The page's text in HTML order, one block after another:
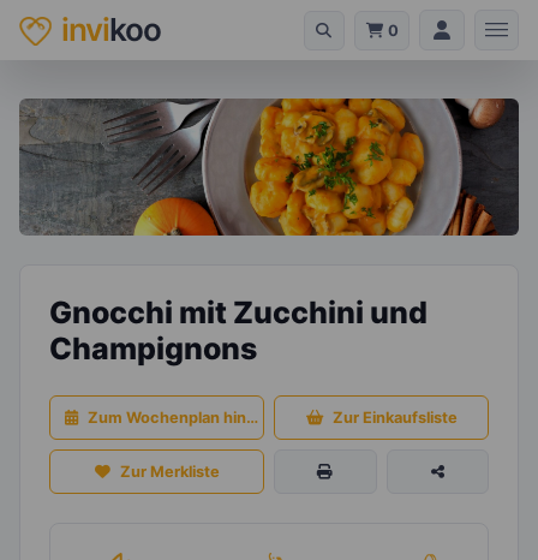
invikoo 0
Gnocchi mit Zucchini und
Champignons
Zum Wochenplan hinzufügen Zur Einkaufsliste
Zur Merkliste